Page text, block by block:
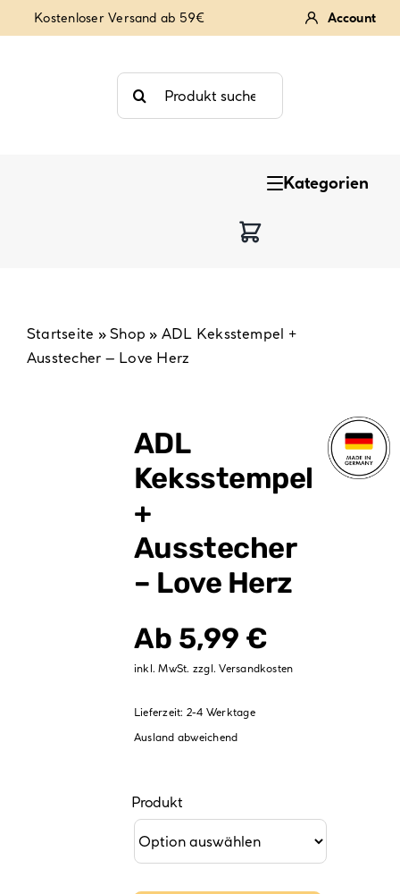
Inhalt
Kostenloser Versand ab 59€ Account
Suche
nach:
Kategorien
Backzubehör & Backwerkzeug
Partydekoration
Startseite »Shop » ADL Keksstempel +
Ausstecher – Love Herz
ADL
Keksstempel
+
Ausstecher
– Love Herz
Ab 5,99 €
inkl. MwSt. zzgl.Versandkosten
Lieferzeit: 2-4 Werktage
Ausland abweichend
Produkt